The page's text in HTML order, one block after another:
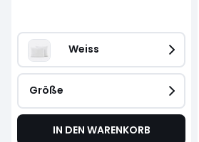
Weiss
Größe
IN DEN WARENKORB